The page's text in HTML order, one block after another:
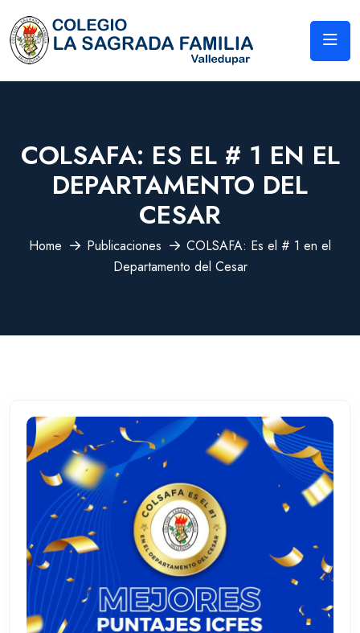
COLSAFA: ES EL # 1 EN EL
DEPARTAMENTO DEL
CESAR
Home Publicaciones
COLSAFA: Es el # 1 en el
Departamento del Cesar